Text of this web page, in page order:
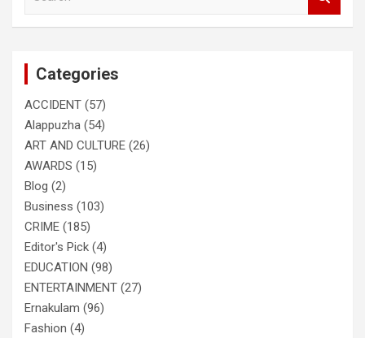
Categories
ACCIDENT (57)
Alappuzha (54)
ART AND CULTURE (26)
AWARDS (15)
Blog (2)
Business (103)
CRIME (185)
Editor's Pick (4)
EDUCATION (98)
ENTERTAINMENT (27)
Ernakulam (96)
Fashion (4)